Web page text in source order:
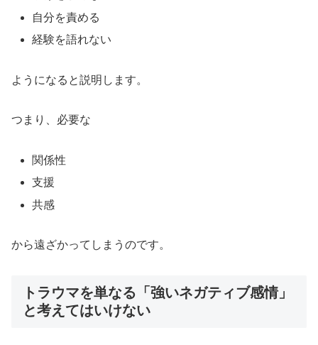
自分を責める
経験を語れない
ようになると説明します。
つまり、必要な
関係性
支援
共感
から遠ざかってしまうのです。
トラウマを単なる「強いネガティブ感情」
と考えてはいけない